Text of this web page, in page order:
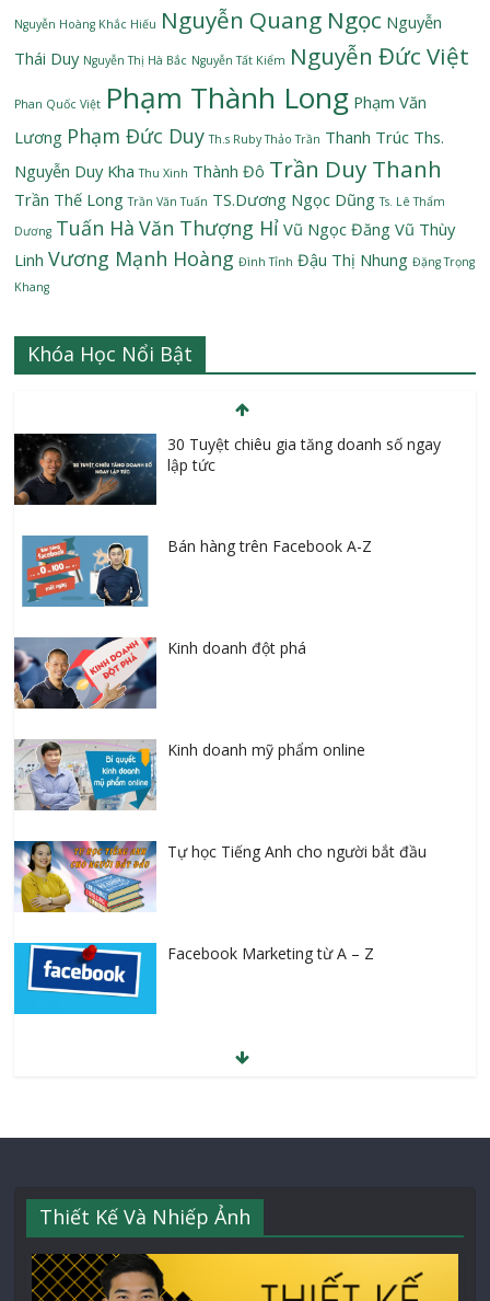
Nguyễn Hoàng Khắc Hiếu Nguyễn Quang Ngọc Nguyễn
Thái Duy Nguyễn Thị Hà Bắc Nguyễn Tất Kiểm Nguyễn Đức Việt
Phan Quốc Việt Phạm Thành Long Phạm Văn
Lương Phạm Đức Duy Th.s Ruby Thảo Trần Thanh Trúc Ths.
Nguyễn Duy Kha Thu Xinh Thành Đô Trần Duy Thanh
Trần Thế Long Trần Văn Tuấn TS.Dương Ngọc Dũng Ts. Lê Thẩm
Dương Tuấn Hà Văn Thượng Hỉ Vũ Ngọc Đăng Vũ Thùy
Linh Vương Mạnh Hoàng Đình Tỉnh Đậu Thị Nhung Đặng Trọng
Khang
Khóa Học Nổi Bật
30 Tuyệt chiêu gia tăng doanh số ngay
lập tức
Bán hàng trên Facebook A-Z
Kinh doanh đột phá
Kinh doanh mỹ phẩm online
Tự học Tiếng Anh cho người bắt đầu
Facebook Marketing từ A – Z
Thiết Kế Và Nhiếp Ảnh